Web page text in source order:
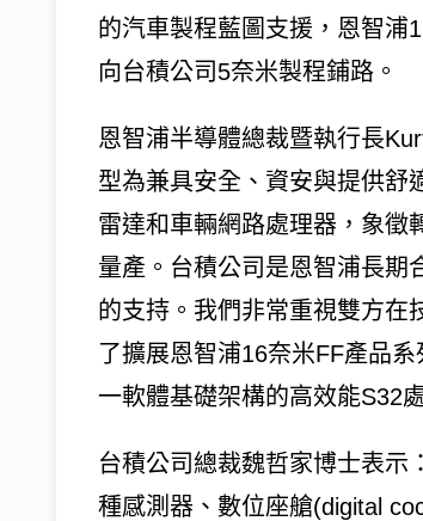
的汽車製程藍圖支援，恩智浦
向台積公司5奈米製程鋪路。
恩智浦半導體總裁暨執行長
型為兼具安全、資安與提供舒
雷達和車輛網路處理器，象徵
量產。台積公司是恩智浦長期
的支持。我們非常重視雙方在
了擴展恩智浦16奈米FF產品
一軟體基礎架構的高效能S32
台積公司總裁魏哲家博士表示
種感測器、數位座艙(digital